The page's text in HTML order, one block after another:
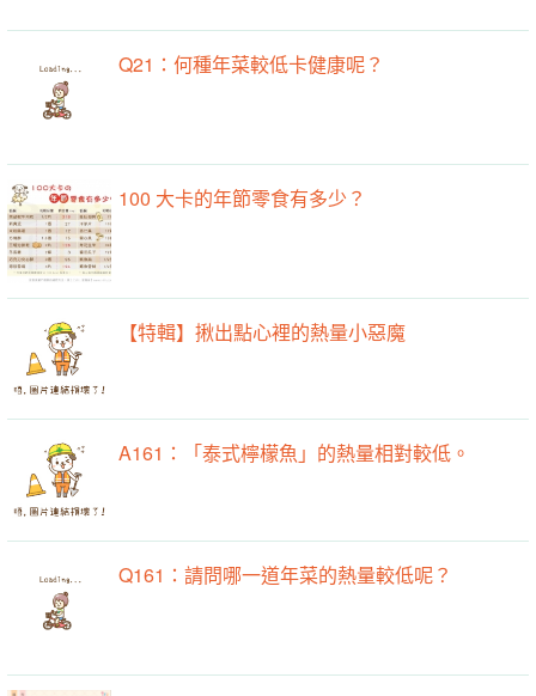
Q21：何種年菜較低卡健康呢？
100 大卡的年節零食有多少？
【特輯】揪出點心裡的熱量小惡魔
A161：「泰式檸檬魚」的熱量相對較低。
Q161：請問哪一道年菜的熱量較低呢？